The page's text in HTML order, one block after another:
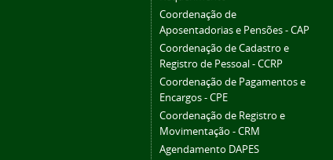
Coordenação de
Aposentadorias e Pensões - CAP
Coordenação de Cadastro e
Registro de Pessoal - CCRP
Coordenação de Pagamentos e
Encargos - CPE
Coordenação de Registro e
Movimentação - CRM
Agendamento DAPES